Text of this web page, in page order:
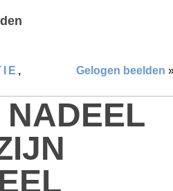
Gelogen beelden
,
NADEEL